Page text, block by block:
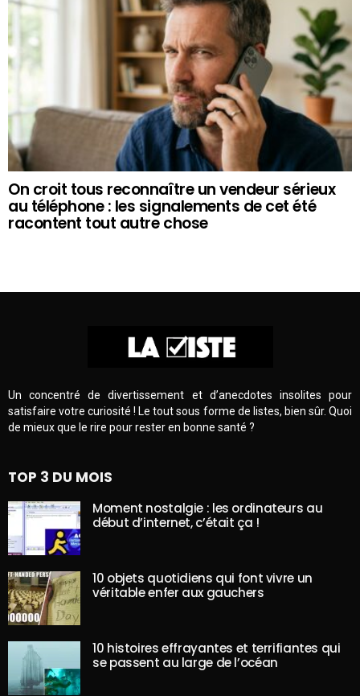
On croit tous reconnaître un vendeur sérieux
au téléphone : les signalements de cet été
racontent tout autre chose
Un concentré de divertissement et d’anecdotes insolites pour
satisfaire votre curiosité ! Le tout sous forme de listes, bien sûr. Quoi
de mieux que le rire pour rester en bonne santé ?
TOP 3 DU MOIS
Moment nostalgie : les ordinateurs au
début d’internet, c’était ça !
10 objets quotidiens qui font vivre un
véritable enfer aux gauchers
10 histoires effrayantes et terrifiantes qui
se passent au large de l’océan